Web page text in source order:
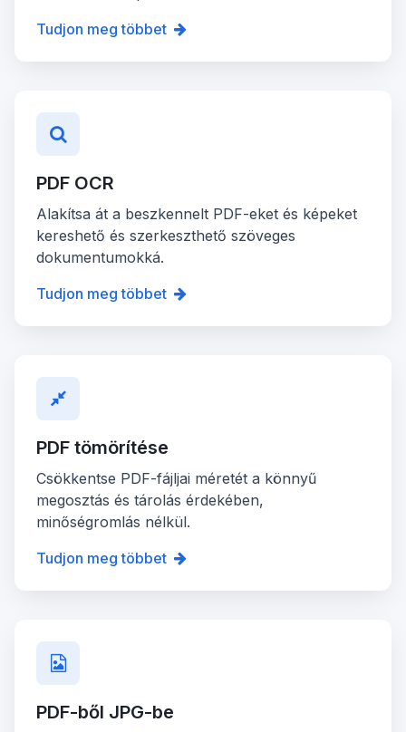
Tudjon meg többet
PDF OCR
Alakítsa át a beszkennelt PDF-eket és képeket
kereshető és szerkeszthető szöveges
dokumentumokká.
Tudjon meg többet
PDF tömörítése
Csökkentse PDF-fájljai méretét a könnyű
megosztás és tárolás érdekében,
minőségromlás nélkül.
Tudjon meg többet
PDF-ből JPG-be